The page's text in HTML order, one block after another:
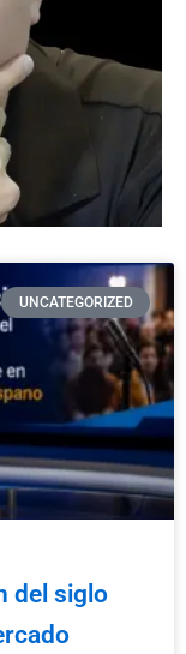
UNCATEGORIZED
del siglo